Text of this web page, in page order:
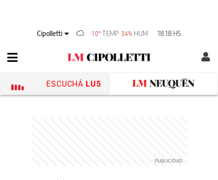
Cipolletti 10°TEMP 34% HUM 18:18 HS
ESCUCHÁ LU5